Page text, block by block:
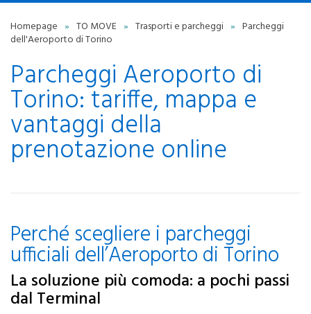
Homepage » TO MOVE » Trasporti e parcheggi » Parcheggi
dell'Aeroporto di Torino
Parcheggi Aeroporto di
Torino: tariffe, mappa e
vantaggi della
prenotazione online
Perché scegliere i parcheggi
ufficiali dell’Aeroporto di Torino
La soluzione più comoda: a pochi passi
dal Terminal